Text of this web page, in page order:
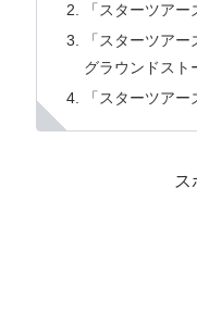
「スターツア
「スターツア
グラウンドスト
「スターツア
ス